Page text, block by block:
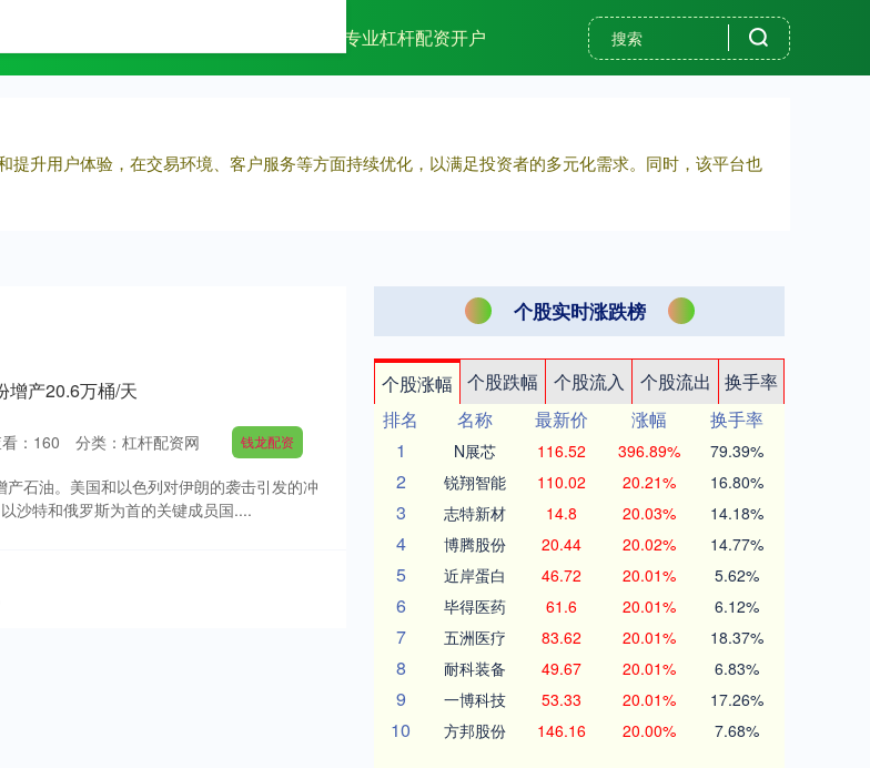
专业杠杆配资开户
升用户体验，在交易环境、客户服务等方面持续优化，以满足投资者的多元化需求。同时，该平台也
增产20.6万桶/天
： 160 分类： 杠杆配资网 钱龙配资
石油。美国和以色列对伊朗的袭击引发的冲
沙特和俄罗斯为首的关键成员国....
个股实时涨跌榜
个股涨幅 个股跌幅 个股流入 个股流出
换手率
排名
名称 最新价 涨幅
换手率
1
N展芯 116.52 396.89% 79.39%
2 锐翔智能 110.02 20.21% 16.80%
3 志特新材 14.8 20.03% 14.18%
4 博腾股份 20.44 20.02% 14.77%
5 近岸蛋白 46.72 20.01% 5.62%
6 毕得医药 61.6 20.01% 6.12%
7 五洲医疗 83.62 20.01% 18.37%
8 耐科装备 49.67 20.01% 6.83%
9 一博科技 53.33 20.01% 17.26%
10 方邦股份 146.16 20.00% 7.68%